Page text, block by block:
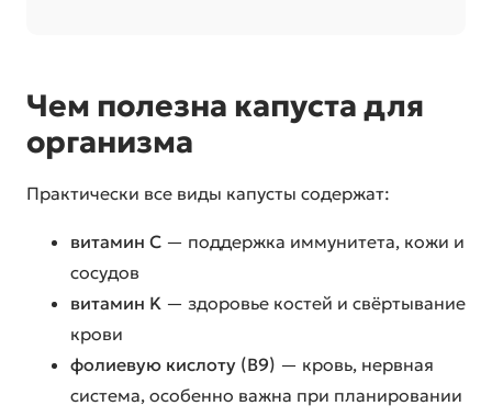
Чем полезна капуста для
организма
Практически все виды капусты содержат:
витамин C — поддержка иммунитета, кожи и
сосудов
витамин K — здоровье костей и свёртывание
крови
фолиевую кислоту (B9) — кровь, нервная
система, особенно важна при планировании